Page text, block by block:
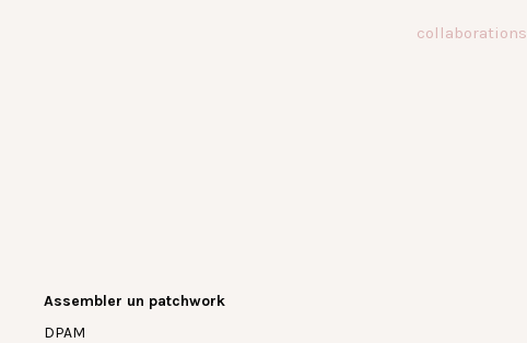
collaborations
Assembler un patchwork
DPAM